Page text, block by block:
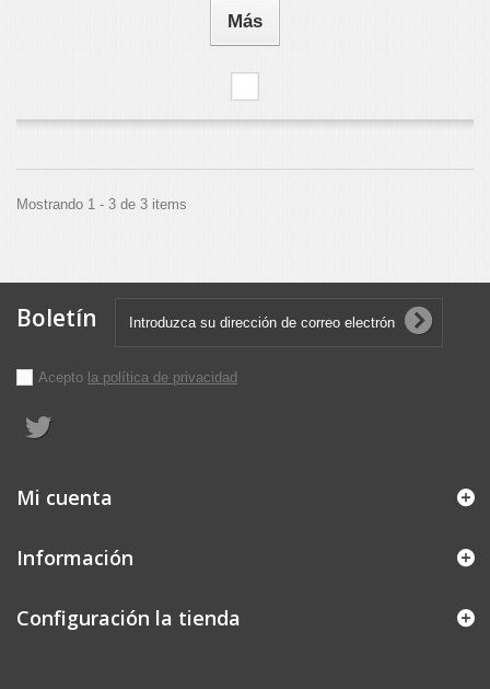
Más
Mostrando 1 - 3 de 3 items
Boletín
Acepto la política de privacidad
Mi cuenta
Información
Configuración la tienda